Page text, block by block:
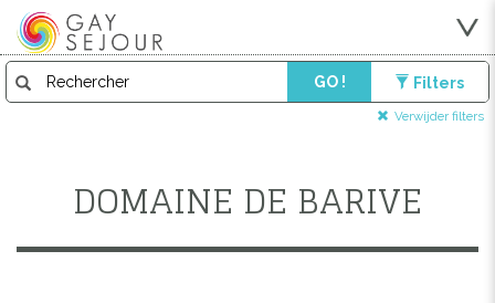
GO ! Filters
Verwijder filters
DOMAINE DE BARIVE